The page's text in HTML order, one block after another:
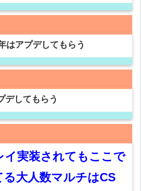
はアプデしてもらう
デしてもらう
イ実装されてもここで
る大人数マルチはCS